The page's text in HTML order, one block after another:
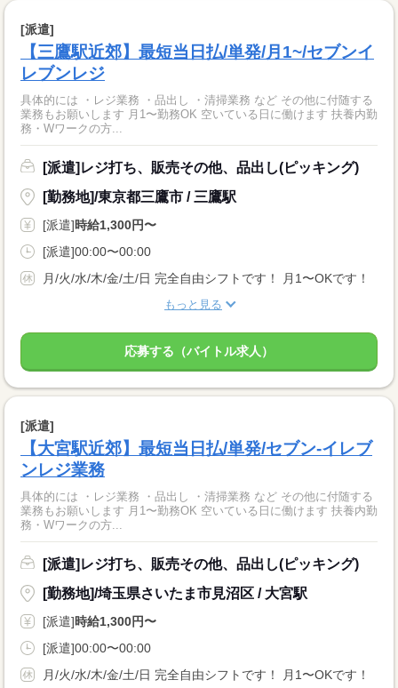
[派遣]
【三鷹駅近郊】最短当日払/単発/月1~/セブンイ
レブンレジ
具体的には ・レジ業務 ・品出し ・清掃業務 など その他に付随する
業務もお願いします 月1〜勤務OK 空いている日に働けます 扶養内勤
務・Wワークの方...
[派遣]レジ打ち、販売その他、品出し(ピッキング)
[勤務地]/東京都三鷹市 / 三鷹駅
[派遣]時給1,300円〜
[派遣]00:00〜00:00
月/火/水/木/金/土/日 完全自由シフトです！ 月1〜OKです！
もっと見る
応募する（バイトル求人）
[派遣]
【大宮駅近郊】最短当日払/単発/セブン-イレブ
ンレジ業務
具体的には ・レジ業務 ・品出し ・清掃業務 など その他に付随する
業務もお願いします 月1〜勤務OK 空いている日に働けます 扶養内勤
務・Wワークの方...
[派遣]レジ打ち、販売その他、品出し(ピッキング)
[勤務地]/埼玉県さいたま市見沼区 / 大宮駅
[派遣]時給1,300円〜
[派遣]00:00〜00:00
月/火/水/木/金/土/日 完全自由シフトです！ 月1〜OKです！